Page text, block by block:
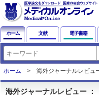
ホーム 文献 電子書籍
ホーム 海外ジャーナルレビュ
海外ジャーナルレビュー ：